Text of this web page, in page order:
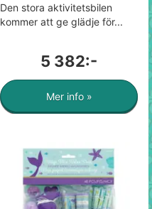
Den stora aktivitetsbilen
kommer att ge glädje för...
5 382:-
Mer info »